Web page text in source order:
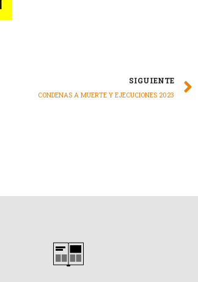
SIGUIENTE
CONDENAS A MUERTE Y EJECUCIONES 2023